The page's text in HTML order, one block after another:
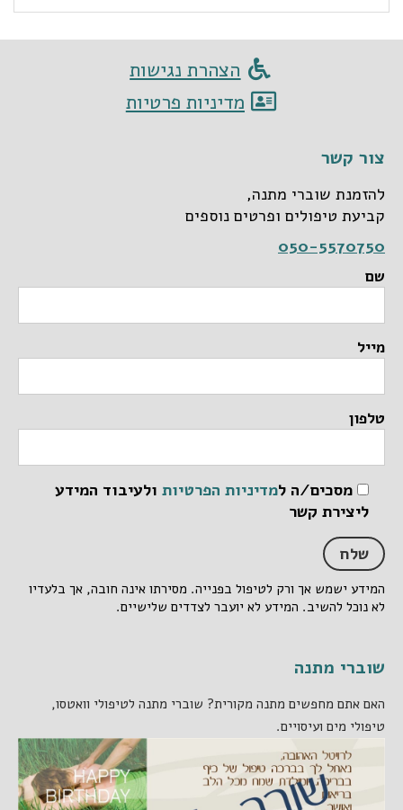
הצהרת נגישות
מדיניות פרטיות
צור קשר
להזמנת שוברי מתנה,
קביעת טיפולים ופרטים נוספים
050-5570750
שם
מייל
טלפון
מסכים/ה למדיניות הפרטיות ולעיבוד המידע
ליצירת קשר
המידע ישמש אך ורק לטיפול בפנייה. מסירתו אינה חובה, אך בלעדיו
לא נוכל להשיב. המידע לא יועבר לצדדים שלישיים.
שוברי מתנה
האם אתם מחפשים מתנה מקורית? שוברי מתנה לטיפולי וואטסו,
טיפולי מים ועיסויים.